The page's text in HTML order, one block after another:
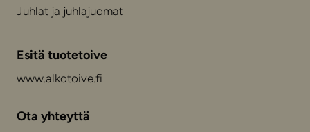
Juhlat ja juhlajuomat
Esitä tuotetoive
www.alkotoive.fi
Ota yhteyttä